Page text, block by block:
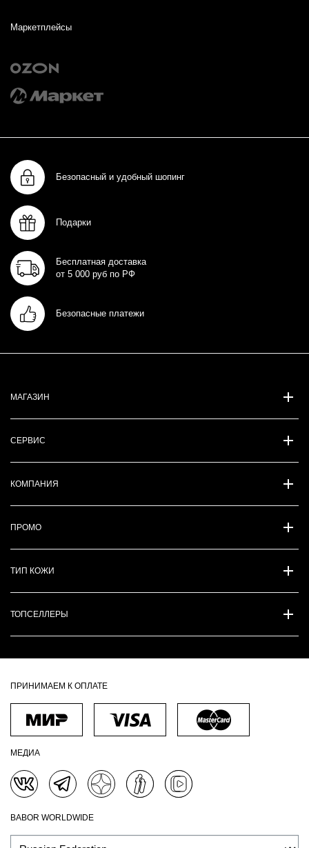
Маркетплейсы
Безопасный и удобный шопинг
Подарки
Бесплатная доставка
от 5 000 руб по РФ
Безопасные платежи
МАГАЗИН
СЕРВИС
КОМПАНИЯ
ПРОМО
ТИП КОЖИ
ТОПСЕЛЛЕРЫ
ПРИНИМАЕМ К ОПЛАТЕ
МЕДИА
BABOR WORLDWIDE